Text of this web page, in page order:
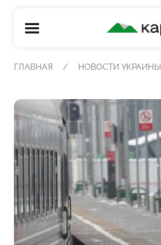
КАРАЧУН
ГЛАВНАЯ НОВОСТИ УКРАИНЫ